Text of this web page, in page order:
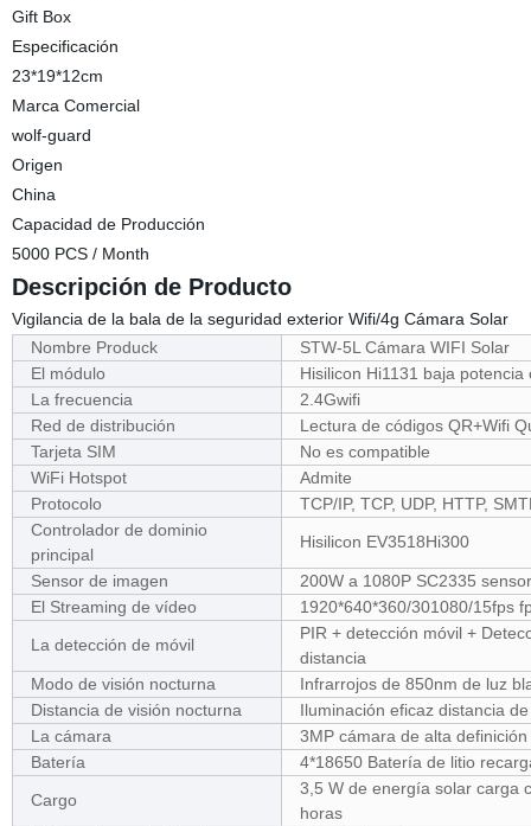
Gift Box
Especificación
23*19*12cm
Marca Comercial
wolf-guard
Origen
China
Capacidad de Producción
5000 PCS / Month
Descripción de Producto
Vigilancia de la bala de la seguridad exterior Wifi/4g Cámara Solar
Nombre Produck
STW-5L Cámara WIFI Solar
El módulo
Hisilicon Hi1131 baja potencia
La frecuencia
2.4Gwifi
Red de distribución
Lectura de códigos QR+Wifi
Tarjeta SIM
No es compatible
WiFi Hotspot
Admite
Protocolo
TCP/IP, TCP, UDP, HTTP,
Controlador de dominio
principal
Hisilicon EV3518Hi300
Sensor de imagen
200W a 1080P SC2335
El Streaming de vídeo
1920*640*360/301080/15fps
La detección de móvil
PIR + detección móvil +
distancia
Modo de visión nocturna
Infrarrojos de 850nm de luz
Distancia de visión nocturna
Iluminación eficaz distancia
La cámara
3MP cámara de alta
Batería
4*18650 Batería de litio
Cargo
3,5 W de energía solar carga
horas